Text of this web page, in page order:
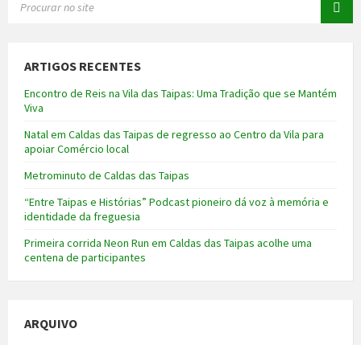
ARTIGOS RECENTES
Encontro de Reis na Vila das Taipas: Uma Tradição que se Mantém
Viva
Natal em Caldas das Taipas de regresso ao Centro da Vila para
apoiar Comércio local
Metrominuto de Caldas das Taipas
“Entre Taipas e Histórias” Podcast pioneiro dá voz à memória e
identidade da freguesia
Primeira corrida Neon Run em Caldas das Taipas acolhe uma
centena de participantes
ARQUIVO